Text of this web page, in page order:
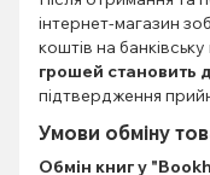
інтернет-магазин
коштів на
грошей становить
підтвердження
Умови обміну
Обмін книгу